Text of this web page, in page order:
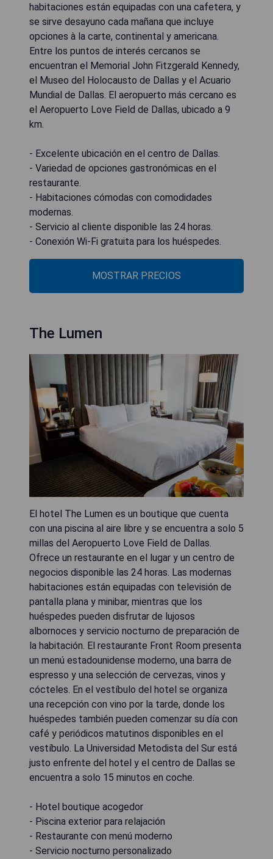
habitaciones están equipadas con una cafetera, y
se sirve desayuno cada mañana que incluye
opciones à la carte, continental y americana.
Entre los puntos de interés cercanos se
encuentran el Memorial John Fitzgerald Kennedy,
el Museo del Holocausto de Dallas y el Acuario
Mundial de Dallas. El aeropuerto más cercano es
el Aeropuerto Love Field de Dallas, ubicado a 9
km.
- Excelente ubicación en el centro de Dallas.
- Variedad de opciones gastronómicas en el
restaurante.
- Habitaciones cómodas con comodidades
modernas.
- Servicio al cliente disponible las 24 horas.
- Conexión Wi-Fi gratuita para los huéspedes.
MOSTRAR PRECIOS
The Lumen
El hotel The Lumen es un boutique que cuenta
con una piscina al aire libre y se encuentra a solo 5
millas del Aeropuerto Love Field de Dallas.
Ofrece un restaurante en el lugar y un centro de
negocios disponible las 24 horas. Las modernas
habitaciones están equipadas con televisión de
pantalla plana y minibar, mientras que los
huéspedes pueden disfrutar de lujosos
albornoces y servicio nocturno de preparación de
la habitación. El restaurante Front Room presenta
un menú estadounidense moderno, una barra de
espresso y una selección de cervezas, vinos y
cócteles. En el vestíbulo del hotel se organiza
una recepción con vino por la tarde, donde los
huéspedes también pueden comenzar su día con
café y periódicos matutinos disponibles en el
vestíbulo. La Universidad Metodista del Sur está
justo enfrente del hotel y el centro de Dallas se
encuentra a solo 15 minutos en coche.
- Hotel boutique acogedor
- Piscina exterior para relajación
- Restaurante con menú moderno
- Servicio nocturno personalizado